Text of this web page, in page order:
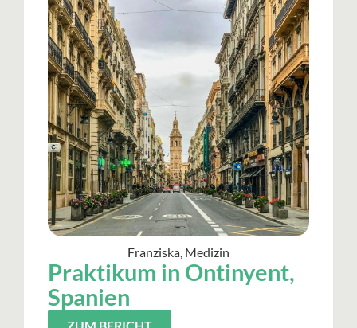
Franziska, Medizin
Praktikum in Ontinyent,
Spanien